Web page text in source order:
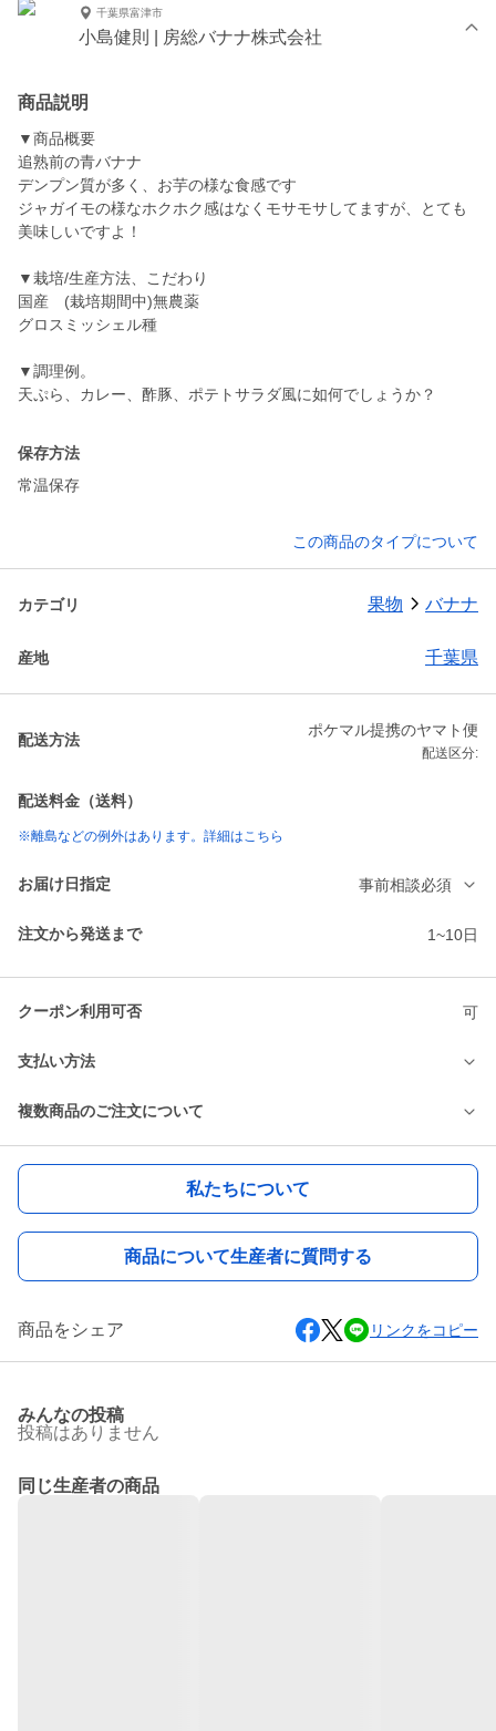
千葉県富津市
小島健則 | 房総バナナ株式会社
商品説明
▼商品概要
追熟前の青バナナ
デンプン質が多く、お芋の様な食感です
ジャガイモの様なホクホク感はなくモサモサしてますが、とても
美味しいですよ！
▼栽培/生産方法、こだわり
国産 (栽培期間中)無農薬
グロスミッシェル種
▼調理例。
天ぷら、カレー、酢豚、ポテトサラダ風に如何でしょうか？
保存方法
常温保存
この商品のタイプについて
カテゴリ 果物 バナナ
産地 千葉県
配送方法
ポケマル提携のヤマト便
配送区分:
配送料金（送料）
※離島などの例外はあります。詳細はこちら
お届け日指定 事前相談必須
注文から発送まで 1~10日
クーポン利用可否 可
支払い方法
複数商品のご注文について
私たちについて
商品について生産者に質問する
商品をシェア リンクをコピー
みんなの投稿
投稿はありません
同じ生産者の商品